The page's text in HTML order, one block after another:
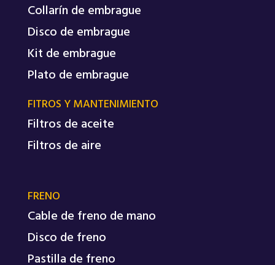
Collarín de embrague
Disco de embrague
Kit de embrague
Plato de embrague
FITROS Y MANTENIMIENTO
Filtros de aceite
Filtros de aire
FRENO
Cable de freno de mano
Disco de freno
Pastilla de freno